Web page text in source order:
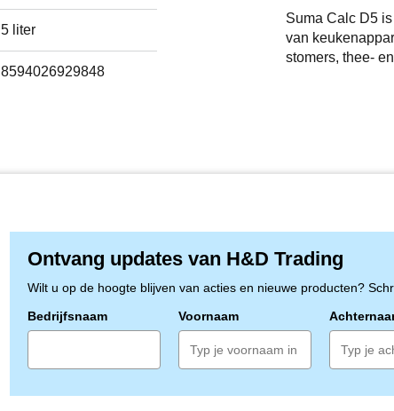
Suma Calc D5
van
stomers, thee-
5 liter
8594026929848
Ontvang updates van H&D Trading
Wilt u op de hoogte blijven van acties en nieuwe producten?
Bedrijfsnaam
Voornaam